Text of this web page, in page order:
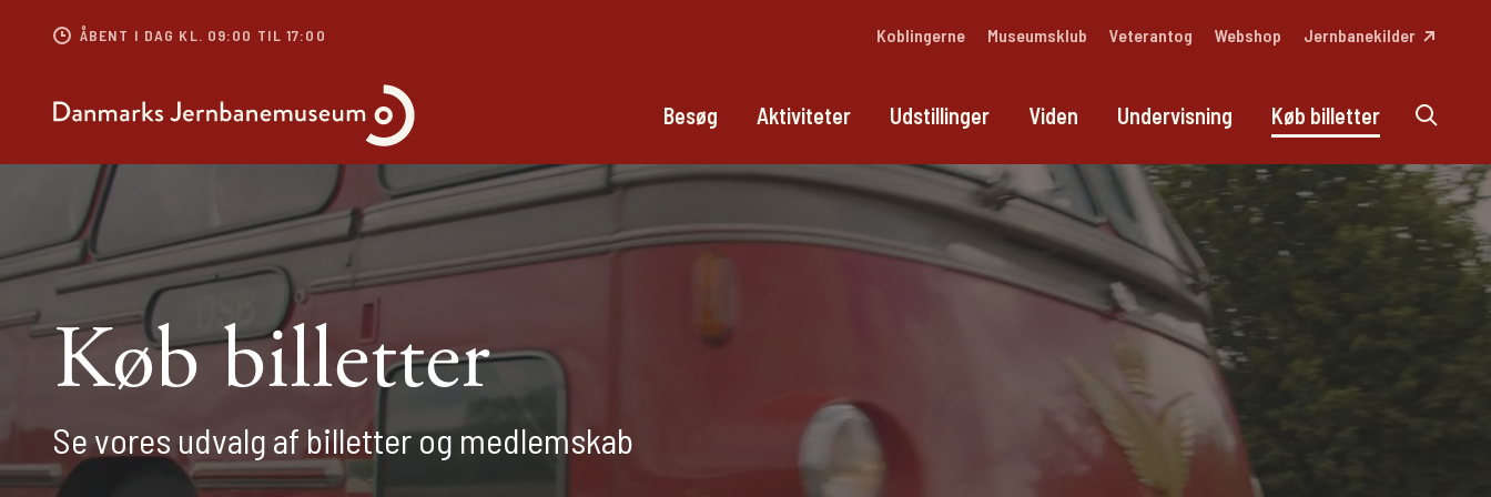
ÅBENT I DAG KL. 09:00 TIL 17:00 Koblingerne Museumsklub Veterantog Webshop Jernbanekilder
Besøg Aktiviteter Udstillinger Viden Undervisning Køb billetter
Køb billetter
Se vores udvalg af billetter og medlemskab